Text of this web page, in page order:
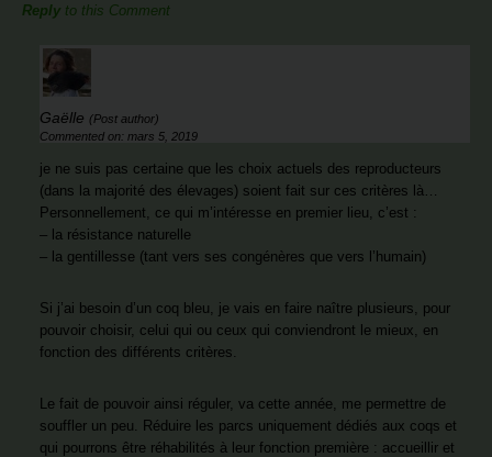
Reply to this Comment
Gaëlle (Post author)
Commented on: mars 5, 2019
je ne suis pas certaine que les choix actuels des reproducteurs
(dans la majorité des élevages) soient fait sur ces critères là…
Personnellement, ce qui m’intéresse en premier lieu, c’est :
– la résistance naturelle
– la gentillesse (tant vers ses congénères que vers l’humain)
Si j’ai besoin d’un coq bleu, je vais en faire naître plusieurs, pour
pouvoir choisir, celui qui ou ceux qui conviendront le mieux, en
fonction des différents critères.
Le fait de pouvoir ainsi réguler, va cette année, me permettre de
souffler un peu. Réduire les parcs uniquement dédiés aux coqs et
qui pourrons être réhabilités à leur fonction première : accueillir et